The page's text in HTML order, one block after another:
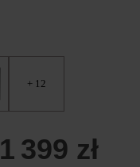
+ 12
1 399 zł